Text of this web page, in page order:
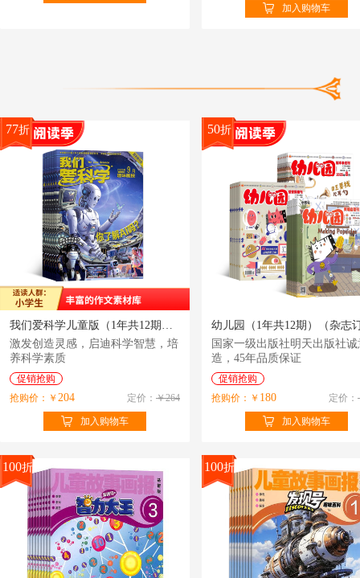
加入购物车
77折
我们爱科学儿童版（1年共12期）（杂志订阅）
激发创造灵感，启迪科学智慧，培
养科学素质
促销抢购
抢购价：￥ 204 定价： ￥264
加入购物车
50折
国家一级出版社明天出版社
造，45年品质保证
促销抢购
抢购价：￥ 180 定价：
加入购物车
100折 100折